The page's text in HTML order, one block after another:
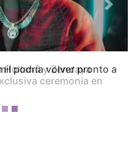
Holland y Zendaya
ceremonia en
Next